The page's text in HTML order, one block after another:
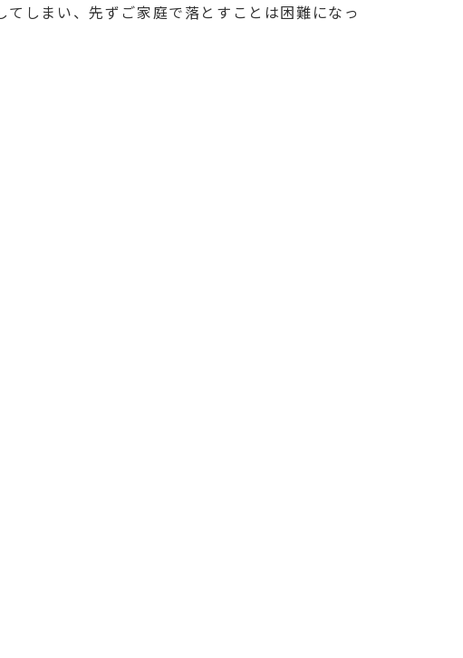
しまい、先ずご家庭で落とすことは困難になっ